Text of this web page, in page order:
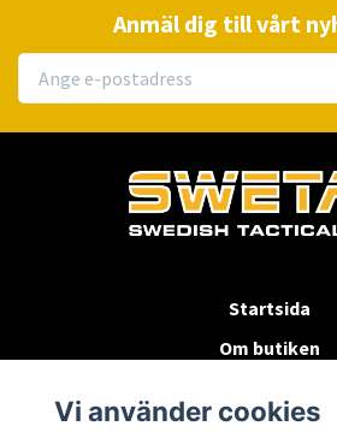
Anmäl dig till vårt
Startsida
Om butiken
Byten & Returer
Vi använder cookies